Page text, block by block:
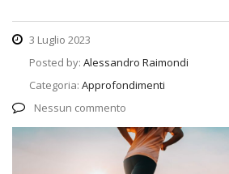
3 Luglio 2023
Posted by: Alessandro Raimondi
Categoria: Approfondimenti
Nessun commento